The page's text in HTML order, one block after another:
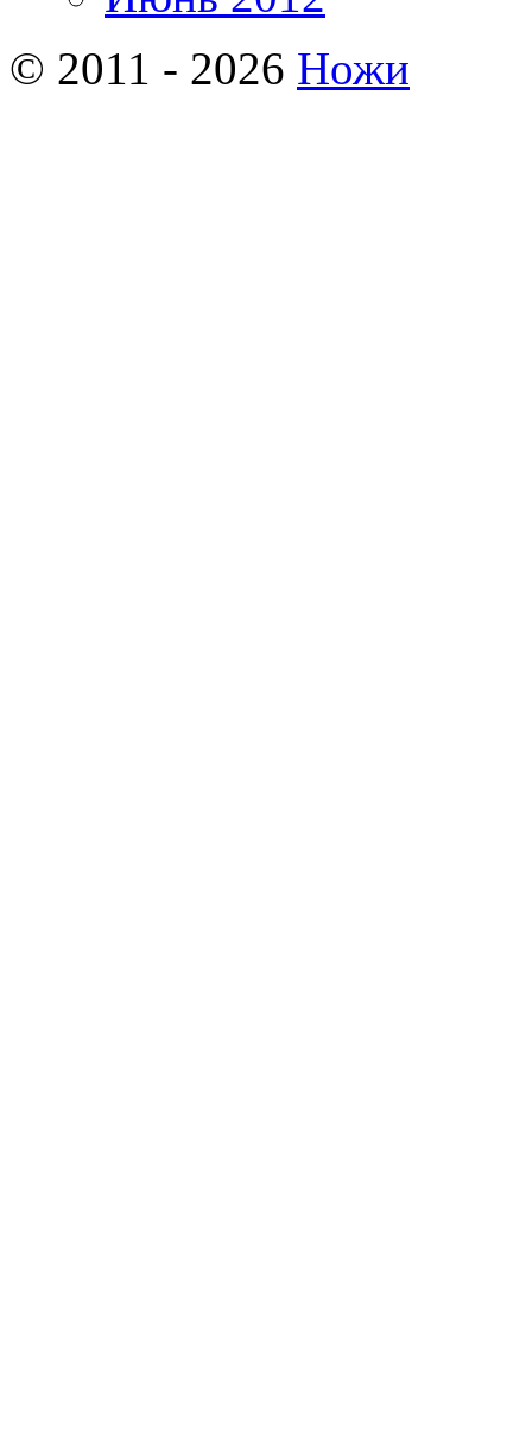
© 2011 - 2026 Ножи